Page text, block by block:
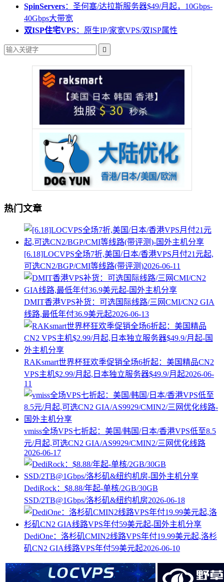
SpinServers：圣何塞/达拉斯服务器$49/月起，10Gbps-
40Gbps大带宽
双ISP住宅VPS：原生IP/家宽VPS/双ISP属性

热门文章
[6.18]LOCVPS全场7折,美国/日本/香港VPS月付21元起,
可选CN2/BGP/CMI等线路(带评测)2026-06-11
DMIT香港VPS补货：可选国际线路/三网CMI/CN2 GIA
线路,最低年付36.9美元起2026-06-13
RAKsmart世界杯狂欢季促销全场6折起：美国精品CN2
VPS主机$2.99/月起,日本独立服务器$49.9/月起2026-06-
11
vmiss全场VPS七折起：美国/韩国/日本/香港VPS低至8.5
元/月起,可选CN2 GIA/AS9929/CMIN2/三网优化线路
2026-06-17
DediRock：$8.88/年起-单核/2GB/30GB
SSD/2TB@1Gbps/洛杉矶&纽约机房2026-06-18
DediOne：洛杉矶CMIN2线路VPS年付19.99美元起,洛杉
矶CN2 GIA线路VPS年付59美元起2026-06-10